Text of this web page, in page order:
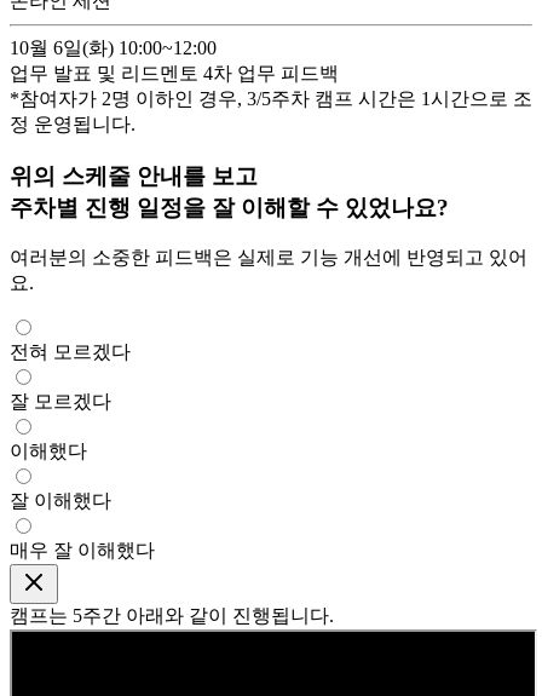
10월 6일(화) 10:00~12:00
업무 발표 및 리드멘토 4차 업무 피드백
*참여자가 2명 이하인 경우, 3/5주차 캠프 시간은 1시간으로 조
정 운영됩니다.
위의 스케줄 안내를 보고
주차별 진행 일정을 잘 이해할 수 있었나요?
여러분의 소중한 피드백은 실제로 기능 개선에 반영되고 있어
요.
전혀 모르겠다
잘 모르겠다
이해했다
잘 이해했다
매우 잘 이해했다
캠프는 5주간 아래와 같이 진행됩니다.